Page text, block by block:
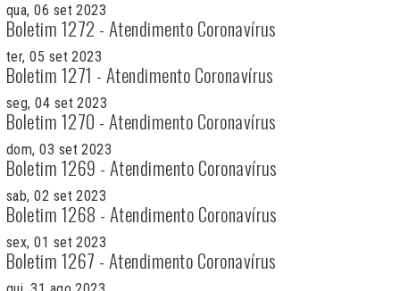
qua, 06 set 2023
Boletim 1272 - Atendimento Coronavírus
ter, 05 set 2023
Boletim 1271 - Atendimento Coronavírus
seg, 04 set 2023
Boletim 1270 - Atendimento Coronavírus
dom, 03 set 2023
Boletim 1269 - Atendimento Coronavírus
sab, 02 set 2023
Boletim 1268 - Atendimento Coronavírus
sex, 01 set 2023
Boletim 1267 - Atendimento Coronavírus